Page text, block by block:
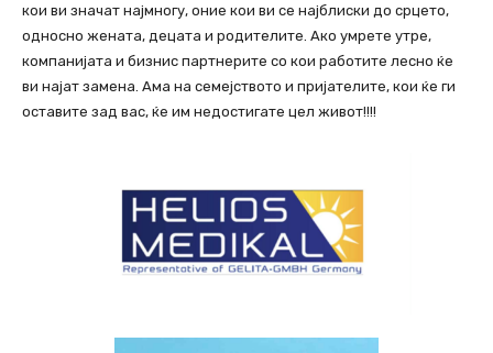
кои ви значат најмногу, оние кои ви се најблиски до срцето,
односно жената, децата и родителите. Ако умрете утре,
компанијата и бизнис партнерите со кои работите лесно ќе
ви најат замена. Ама на семејството и пријателите, кои ќе ги
оставите зад вас, ќе им недостигате цел живот!!!!